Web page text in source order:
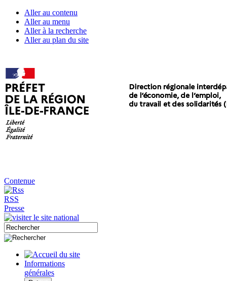
Aller au contenu
Aller au menu
Aller à la recherche
Aller au plan du site
Contenue
RSS
Presse
Informations
générales